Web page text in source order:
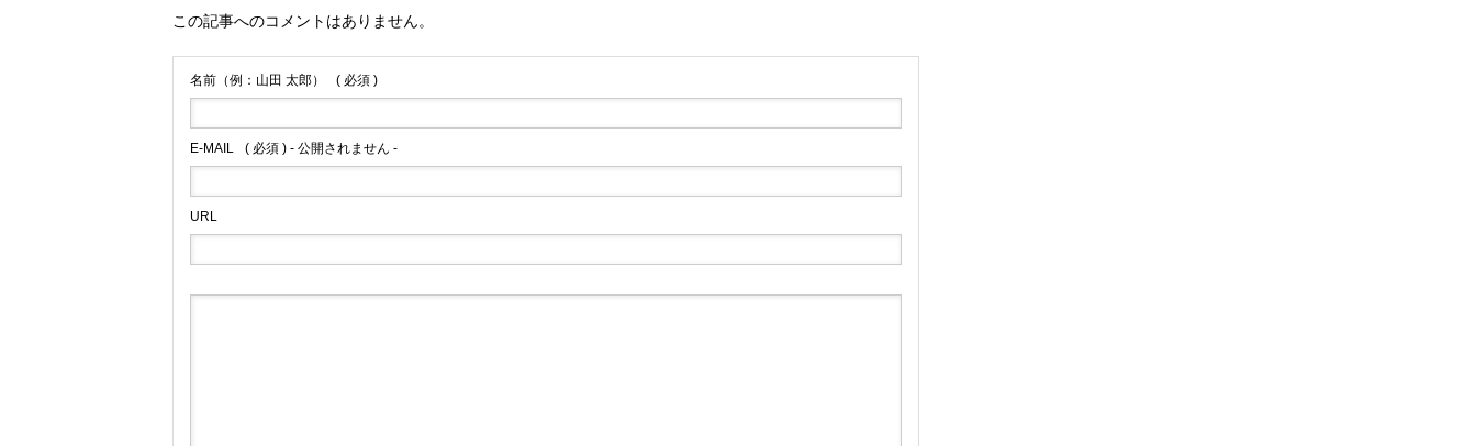
この記事へのコメントはありません。
名前（例：山田 太郎） ( 必須 )
E-MAIL ( 必須 ) - 公開されません -
URL